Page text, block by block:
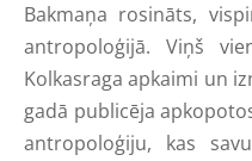
Bakmaņa rosināts,
antropoloģijā. Viņš
Kolkasraga apkaimi un
gadā publicēja
antropoloģiju, kas